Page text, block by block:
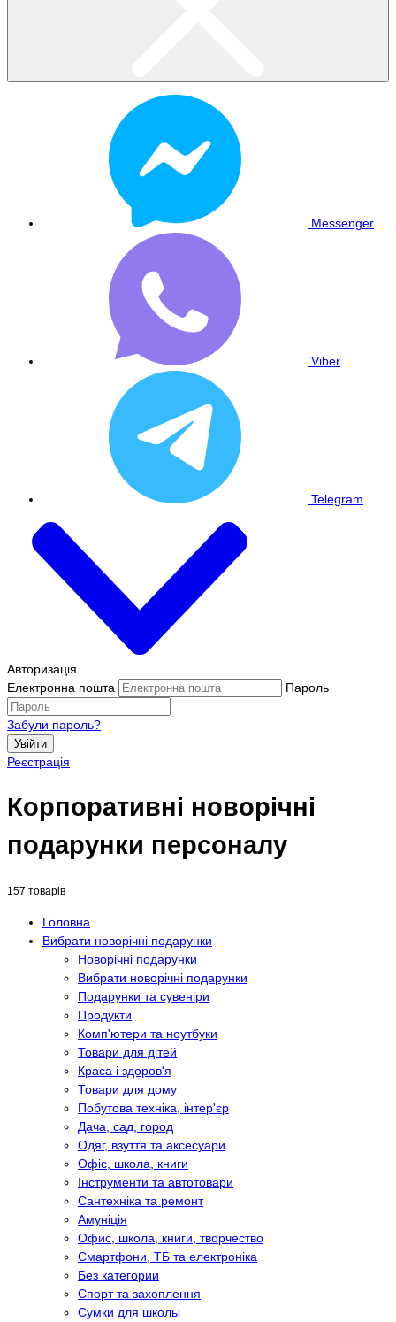
Messenger
Viber
Telegram
Авторизація
Електронна пошта
Пароль
Забули пароль?
Увійти
Реєстрація
Корпоративні новорічні
подарунки персоналу
157 товарів
Головна
Вибрати новорічні подарунки
Новорічні подарунки
Вибрати новорічні подарунки
Подарунки та сувеніри
Продукти
Комп'ютери та ноутбуки
Товари для дітей
Краса і здоров'я
Товари для дому
Побутова техніка, інтер'єр
Дача, сад, город
Одяг, взуття та аксесуари
Офіс, школа, книги
Інструменти та автотовари
Сантехніка та ремонт
Амуніція
Офис, школа, книги, творчество
Смартфони, ТБ та електроніка
Без категории
Спорт та захоплення
Сумки для школы